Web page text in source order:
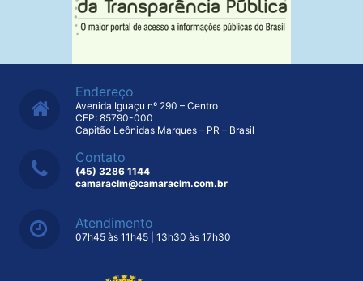
Endereço
Avenida Iguaçu nº 290 – Centro
CEP: 85790-000
Capitão Leônidas Marques – PR – Brasil
Contato
(45) 3286 1144
camaraclm@camaraclm.com.br
Atendimento
07h45 às 11h45 | 13h30 às 17h30